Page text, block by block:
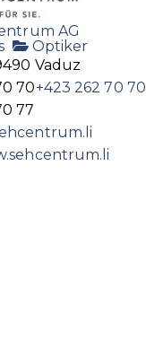
AG
Optiker
Vaduz
70+423 262 70 70
77